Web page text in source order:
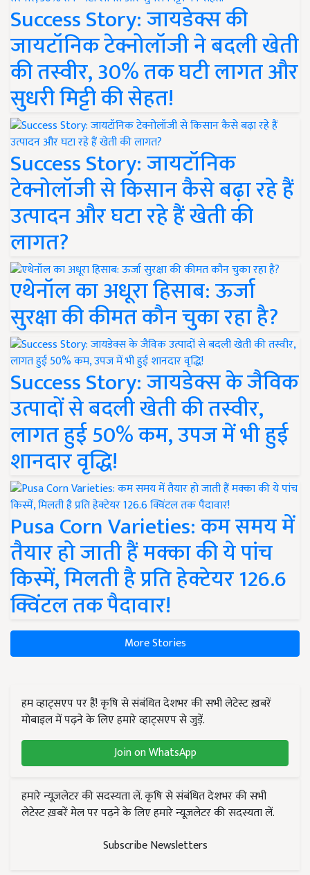
Success Story: जायडेक्स की
जायटॉनिक टेक्नोलॉजी ने बदली खेती
की तस्वीर, 30% तक घटी लागत और
सुधरी मिट्टी की सेहत!
Success Story: जायटॉनिक
टेक्नोलॉजी से किसान कैसे बढ़ा रहे हैं
उत्पादन और घटा रहे हैं खेती की
लागत?
एथेनॉल का अधूरा हिसाब: ऊर्जा
सुरक्षा की कीमत कौन चुका रहा है?
Success Story: जायडेक्स के जैविक
उत्पादों से बदली खेती की तस्वीर,
लागत हुई 50% कम, उपज में भी हुई
शानदार वृद्धि!
Pusa Corn Varieties: कम समय में
तैयार हो जाती हैं मक्का की ये पांच
किस्में, मिलती है प्रति हेक्टेयर 126.6
क्विंटल तक पैदावार!
More Stories
हम व्हाट्सएप पर हैं! कृषि से संबंधित देशभर की सभी लेटेस्ट ख़बरें
मोबाइल में पढ़ने के लिए हमारे व्हाट्सएप से जुड़ें.
Join on WhatsApp
हमारे न्यूज़लेटर की सदस्यता लें. कृषि से संबंधित देशभर की सभी
लेटेस्ट ख़बरें मेल पर पढ़ने के लिए हमारे न्यूज़लेटर की सदस्यता लें.
Subscribe Newsletters